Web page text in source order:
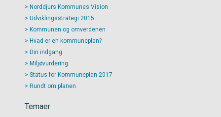
Norddjurs Kommunes Vision
Udviklingsstrategi 2015
Kommunen og omverdenen
Hvad er en kommuneplan?
Din indgang
Miljøvurdering
Status for Kommuneplan 2017
Rundt om planen
Temaer